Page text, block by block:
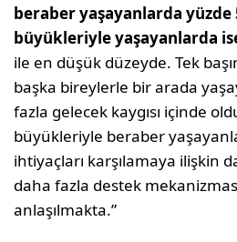
beraber yaşayanlarda yüzde
büyükleriyle yaşayanlarda
ile en düşük düzeyde. Tek
başka bireylerle bir arada
fazla gelecek kaygısı içinde
büyükleriyle beraber
ihtiyaçları karşılamaya ilişkin
daha fazla destek
anlaşılmakta.”